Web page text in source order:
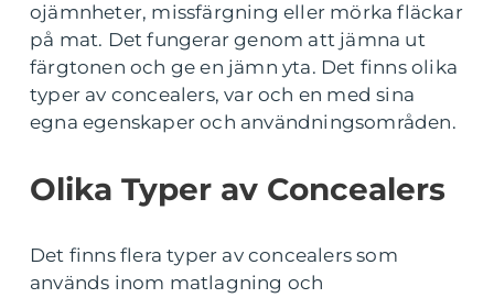
ojämnheter, missfärgning eller mörka fläckar
på mat. Det fungerar genom att jämna ut
färgtonen och ge en jämn yta. Det finns olika
typer av concealers, var och en med sina
egna egenskaper och användningsområden.
Olika Typer av Concealers
Det finns flera typer av concealers som
används inom matlagning och